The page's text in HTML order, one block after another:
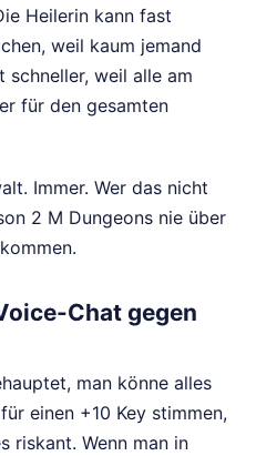
Heilerin kann fast
weil kaum jemand
weil alle am
für den gesamten
Immer. Wer das nicht
2 M Dungeons nie über
Chat gegen
man könne alles
einen +10 Key stimmen,
riskant. Wenn man in